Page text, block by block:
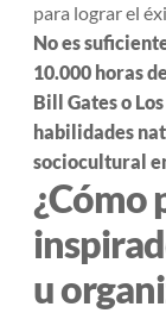
para lograr el
No es
10.000 horas
Bill Gates o
habilidades
sociocultural
¿Cómo
u